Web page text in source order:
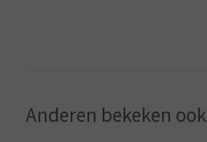
Anderen bekeken ook